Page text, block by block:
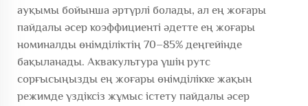
ауқымы бойынша әртүрлі болады, ал ең жоғары
пайдалы әсер коэффициенті әдетте ең жоғары
номиналды өнімділіктің 70–85% деңгейінде
бақыланады. Аквакультура үшін рутс
сорғысыңызды ең жоғары өнімділікке жақын
режимде үздіксіз жұмыс істету пайдалы әсер